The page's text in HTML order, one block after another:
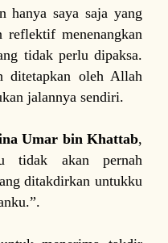
hanya saya saja yang
reflektif menenangkan
tidak perlu dipaksa.
ditetapkan oleh Allah
jalannya sendiri.
Umar bin Khattab,
tidak akan pernah
ditakdirkan untukku